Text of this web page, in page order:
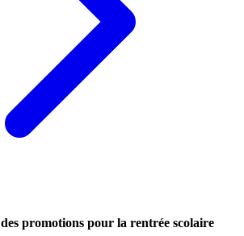
promotions pour la rentrée scolaire